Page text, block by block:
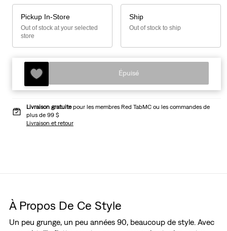
Pickup In-Store
Out of stock at your selected
store
Ship
Out of stock to ship
Épuisé
Livraison gratuitepour les membres Red TabMC ou les commandes de
plus de 99 $
Livraison et retour
À Propos De Ce Style
Un peu grunge, un peu années 90, beaucoup de style. Avec